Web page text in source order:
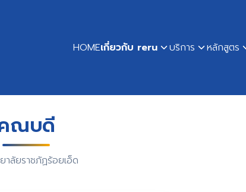
HOMEเกี่ยวกับ reru บริการ หลักสูตร
ณบดี
าลัยราชภัฏร้อยเอ็ด